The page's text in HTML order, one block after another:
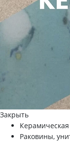
Закрыть
Раковины,